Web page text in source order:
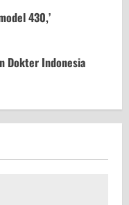
430,’
Dokter Indonesia